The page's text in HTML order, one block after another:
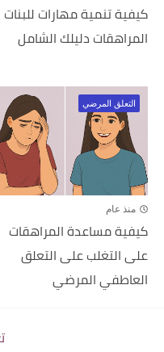
كيفية تنمية مهارات للبنات
المراهقات دليلك الشامل
التعلق المرضي
منذ عام
كيفية مساعدة المراهقات
على التغلب على التعلق
العاطفي المرضي